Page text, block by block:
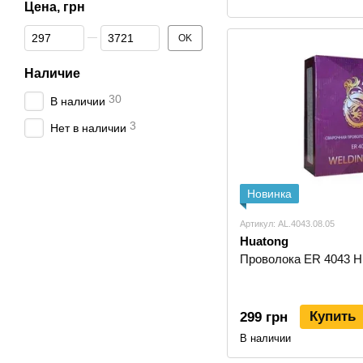
Новинка
Артикул: AL.4043.08.05
Huatong
Проволока ER 4043
299 грн Купить
В наличии
Цена, грн
От Цена, грн
До Цена, грн OK
Наличие
В наличии 30
Нет в наличии 3